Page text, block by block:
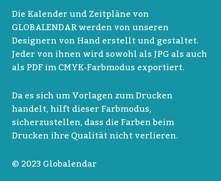
Die Kalender und Zeitpläne von
GLOBALENDAR werden von unseren
Designern von Hand erstellt und gestaltet.
Jeder von ihnen wird sowohl als JPG als auch
als PDF im CMYK-Farbmodus exportiert.
Da es sich um Vorlagen zum Drucken
handelt, hilft dieser Farbmodus,
sicherzustellen, dass die Farben beim
Drucken ihre Qualität nicht verlieren.
© 2023 Globalendar